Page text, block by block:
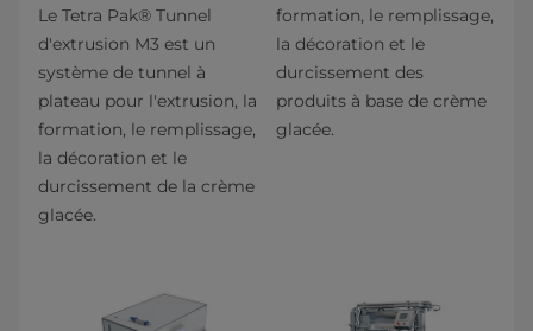
Le Tetra Pak® Tunnel
d'extrusion M3 est un
système de tunnel à
plateau pour l'extrusion, la
formation, le remplissage,
la décoration et le
durcissement de la crème
glacée.
formation, le remplissage,
la décoration et le
durcissement des
produits à base de crème
glacée.